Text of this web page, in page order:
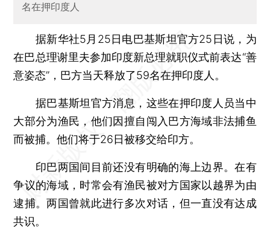
名在押印度人
据新华社5月25日电巴基斯坦官方25日说，为
在巴总理谢里夫参加印度新总理就职仪式前表达“善
意姿态”，巴方当天释放了59名在押印度人。
据巴基斯坦官方消息，这些在押印度人员当中
大部分为渔民，他们因擅自闯入巴方海域非法捕鱼
而被捕。他们将于26日被移交给印方。
印巴两国间目前还没有明确的海上边界。在有
争议的海域，时常会有渔民被对方国家以越界为由
逮捕。两国曾就此进行多次对话，但一直没有达成
共识。